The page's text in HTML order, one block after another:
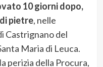
10 giorni dopo,
pietre, nelle
Castrignano del
Maria di Leuca.
perizia della Procura,